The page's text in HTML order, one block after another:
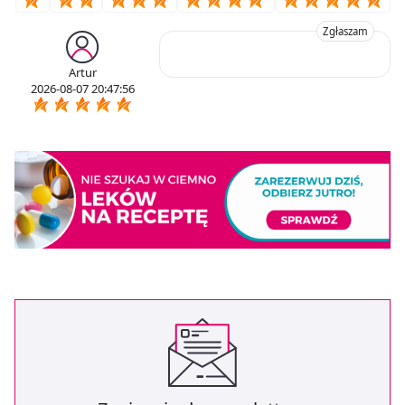
Artur
2026-08-07 20:47:56
Zgłaszam